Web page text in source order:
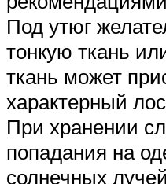
Под утюг
тонкую ткань
ткань может
характерный
При хранении
попадания на
солнечных